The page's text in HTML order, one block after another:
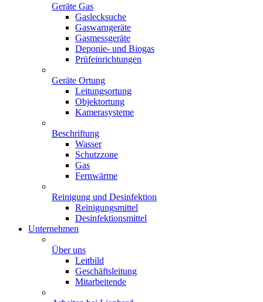
Geräte Gas
Gaslecksuche
Gaswarngeräte
Gasmessgeräte
Deponie- und Biogas
Prüfeinrichtungen
Geräte Ortung
Leitungsortung
Objektortung
Kamerasysteme
Beschriftung
Wasser
Schutzzone
Gas
Fernwärme
Reinigung und Desinfektion
Reinigungsmittel
Desinfektionsmittel
Unternehmen
Über uns
Leitbild
Geschäftsleitung
Mitarbeitende